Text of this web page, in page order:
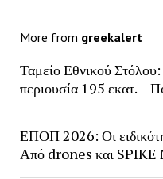
More from greekalert
Ταμείο Εθνικού
περιουσία 195 εκατ. –
ΕΠΟΠ 2026: Οι
Από drones και SPIKE